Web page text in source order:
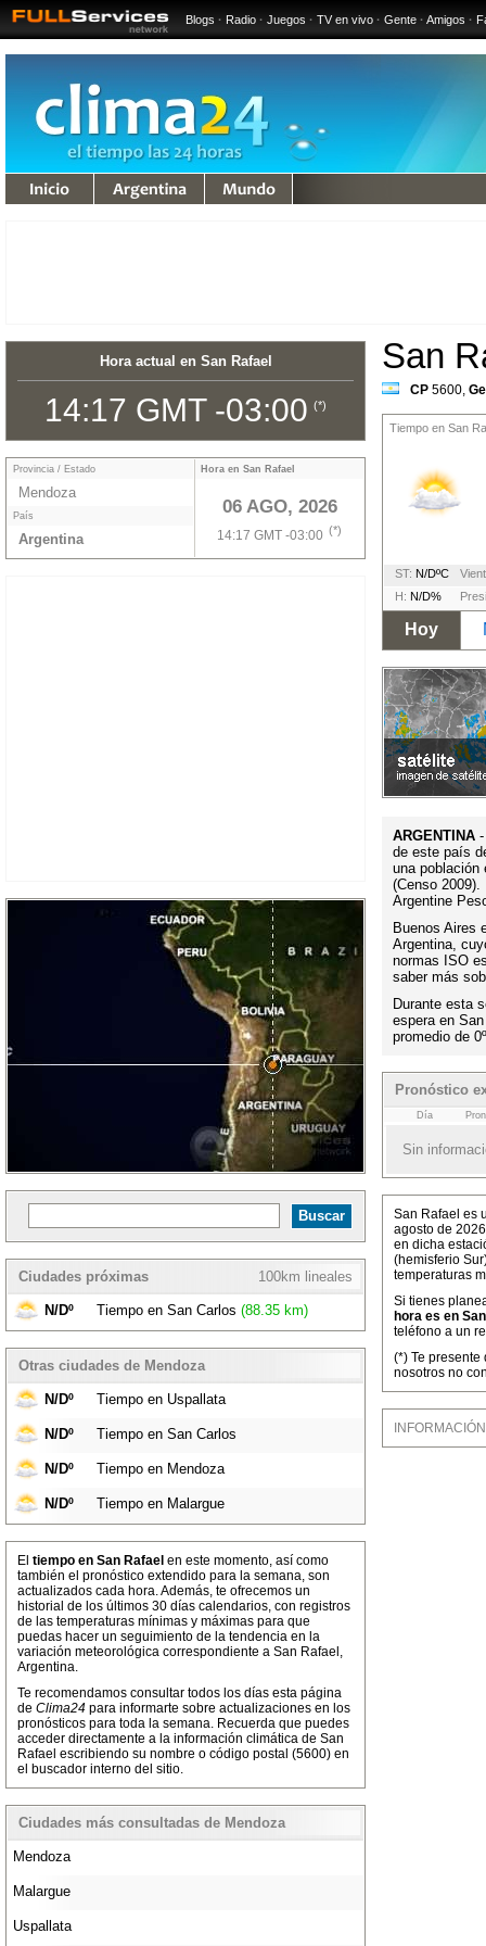
Blogs · Radio · Juegos · TV en vivo · Gente · Amigos ·
Hora actual en San Rafael
14:17 GMT -03:00 (*)
Hora en San Rafael
06 AGO, 2026
14:17 GMT -03:00 (*)
Provincia / Estado
Mendoza
País
Argentina
100km lineales
Ciudades próximas
N/Dº Tiempo en San Carlos (88.35 km)
Otras ciudades de Mendoza
N/Dº Tiempo en Uspallata
N/Dº Tiempo en San Carlos
N/Dº Tiempo en Mendoza
N/Dº Tiempo en Malargue
El tiempo en San Rafael en este momento, así como
también el pronóstico extendido para la semana, son
actualizados cada hora. Además, te ofrecemos un
historial de los últimos 30 días calendarios, con registros
de las temperaturas mínimas y máximas para que
puedas hacer un seguimiento de la tendencia en la
variación meteorológica correspondiente a San Rafael,
Argentina.
Te recomendamos consultar todos los días esta página
de Clima24 para informarte sobre actualizaciones en los
pronósticos para toda la semana. Recuerda que puedes
acceder directamente a la información climática de San
Rafael escribiendo su nombre o código postal (5600) en
el buscador interno del sitio.
Ciudades más consultadas de Mendoza
Mendoza
Malargue
Uspallata
San
CP 5600,
Tiempo en San
ST: N/DºC
H: N/D%
Hoy
ARGENTINA
de este país
una población
(Censo
Argentine
Buenos Aires
Argentina,
normas ISO
saber más
Durante esta
espera en
promedio de
Pronóstico
Día
Sin
San Rafael es
agosto de
en dicha
(hemisferio
temperaturas
Si tienes
hora es en
teléfono a un
(*) Te
nosotros no